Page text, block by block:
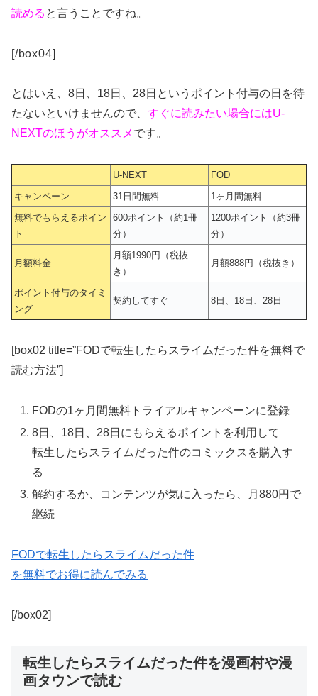
読める と言うことですね。
[/box04]
とはいえ、8日、18日、28日というポイント付与の日を待
たないといけませんので、 すぐに読みたい場合にはU-
NEXTのほうがオススメ です。
U-NEXT
FOD
キャンペーン
31日間無料
1ヶ月間無料
無料でもらえるポイン
ト
600ポイント（約1冊
分）
1200ポイント（約3冊
分）
月額料金
月額1990円（税抜
き）
月額888円（税抜き）
ポイント付与のタイミ
ング
契約してすぐ 8日、18日、28日
[box02 title=”FODで転生したらスライムだった件を無料で
読む方法”]
FODの1ヶ月間無料トライアルキャンペーンに登録
8日、18日、28日にもらえるポイントを利用して
転生したらスライムだった件のコミックスを購入す
る
解約するか、コンテンツが気に入ったら、月880円で
継続
FODで転生したらスライムだった件
を無料でお得に読んでみる
[/box02]
転生したらスライムだった件を漫画村や漫
画タウンで読む